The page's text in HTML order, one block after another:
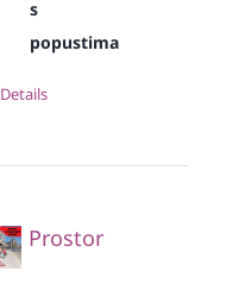
s
popustima
Details
Prostor